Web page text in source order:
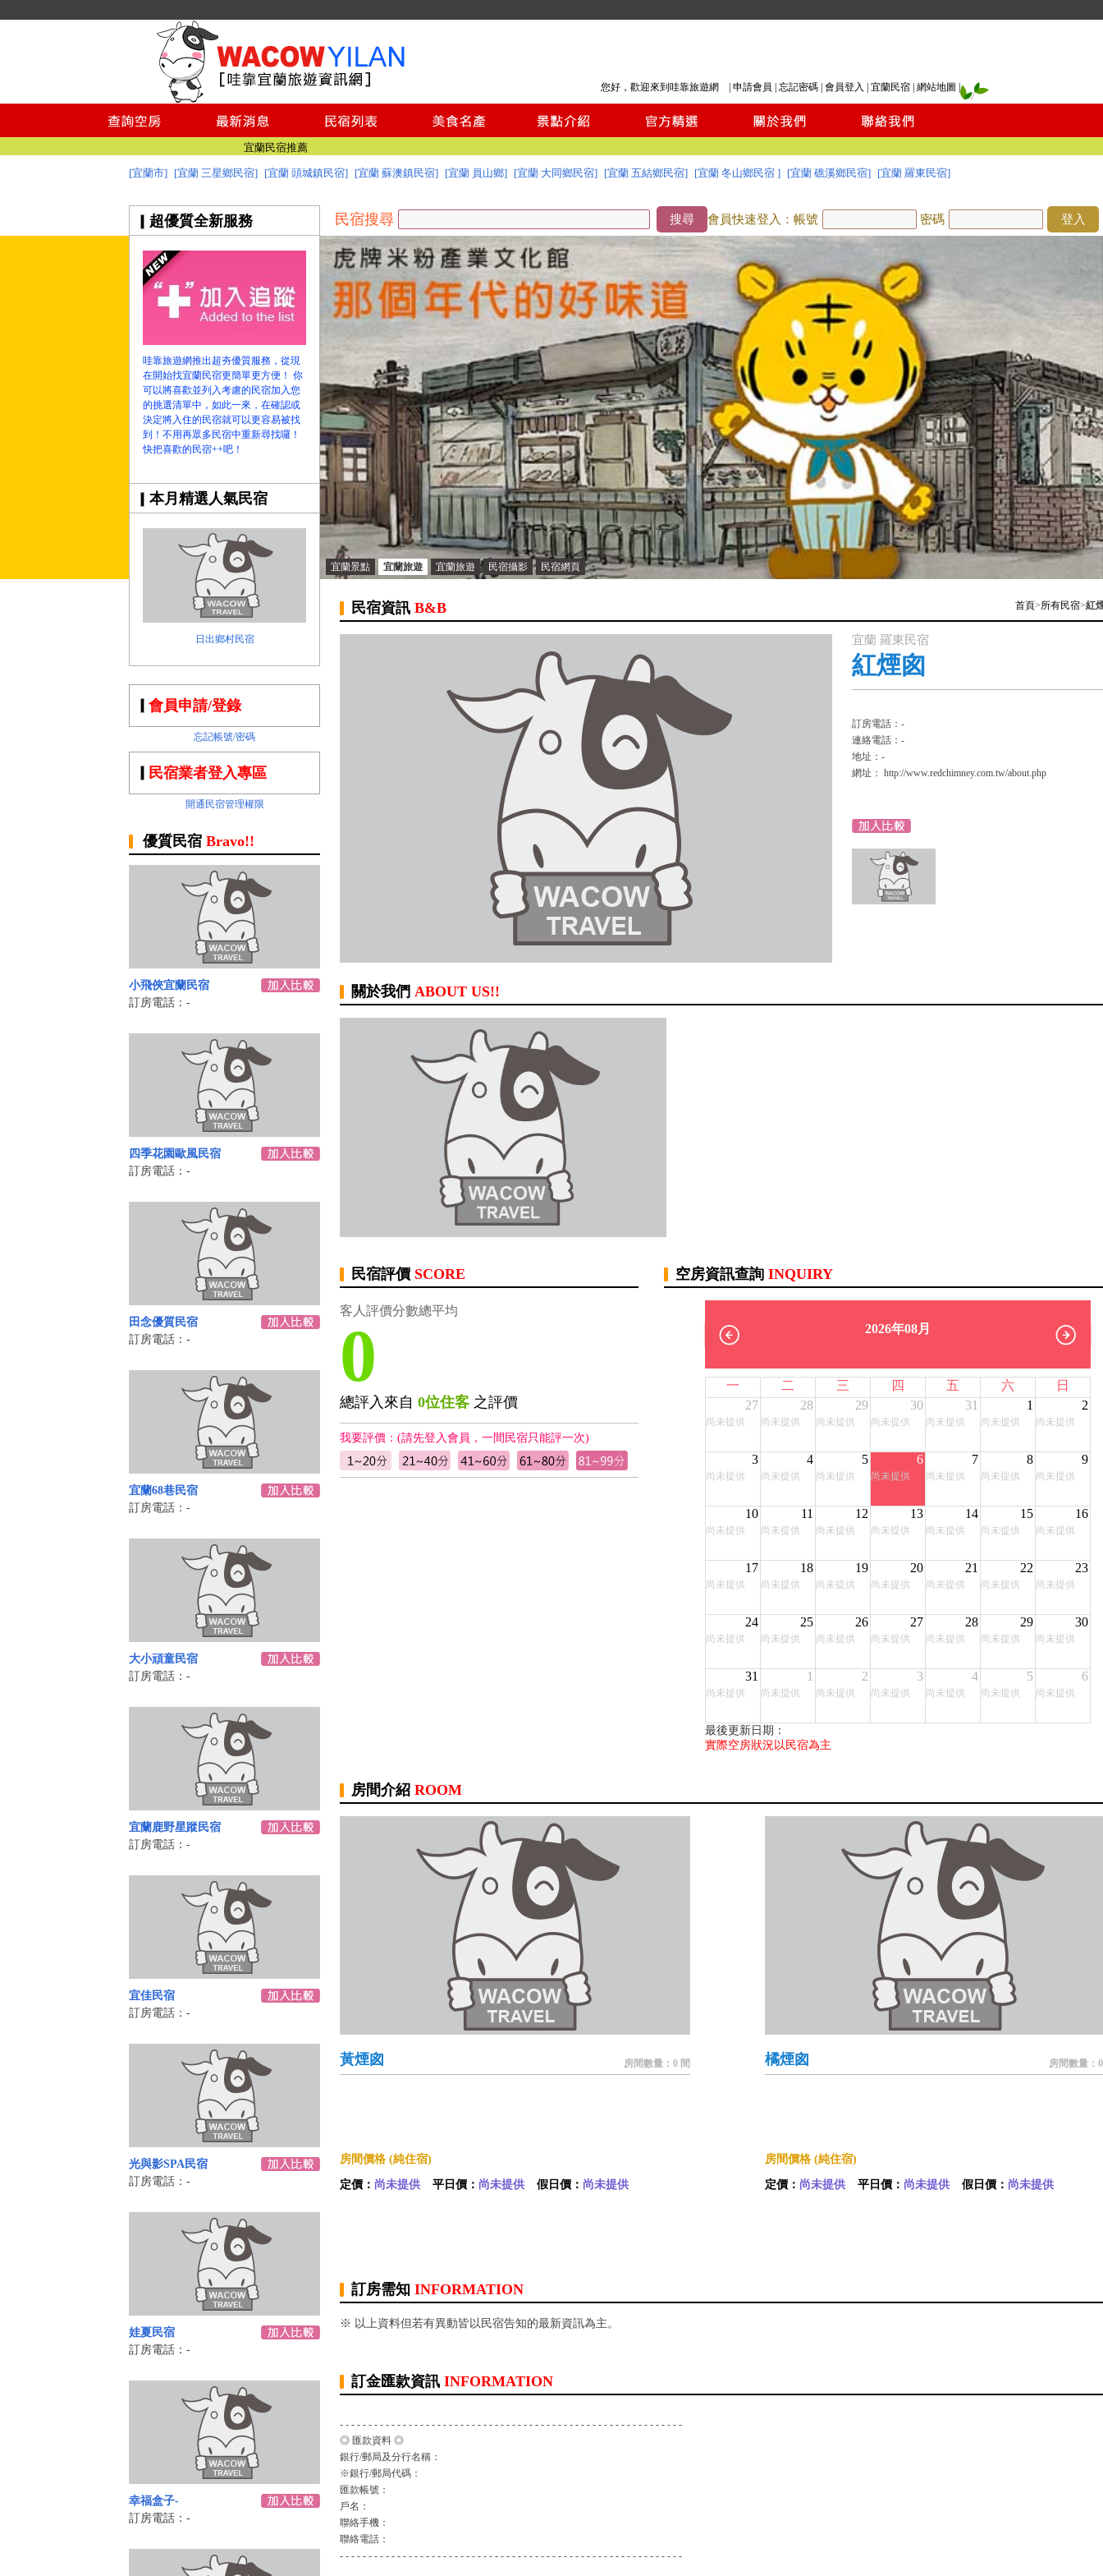
您好，歡迎來到哇靠旅遊網 | 申請會員 忘記密碼 會員登入 宜蘭民宿 網站地圖
宜蘭美食
宜蘭景點推薦
澎湖民宿推薦
綠島民宿
小琉球民宿
台南民宿
宜蘭民宿推薦
宜蘭美食
宜蘭景點推薦
澎湖民宿推薦
小琉球民宿
台南民宿
[宜蘭市] [宜蘭 三星鄉民宿] [宜蘭 頭城鎮民宿] [宜蘭 蘇澳鎮民宿] [宜蘭 員山鄉] [宜蘭 大同鄉民宿] [宜蘭 五結鄉民宿] [宜蘭 冬山鄉民宿 ] [宜蘭 礁溪鄉民宿] [宜蘭 羅東民宿]
超優質全新服務
哇靠旅遊網推出超夯優質服務，從現
在開始找宜蘭民宿更簡單更方便！ 你
可以將喜歡並列入考慮的民宿加入您
的挑選清單中，如此一來，在確認或
決定將入住的民宿就可以更容易被找
到！不用再眾多民宿中重新尋找囉！
快把喜歡的民宿++吧！
本月精選人氣民宿
日出鄉村民宿
宜蘭景點 宜蘭旅遊 宜蘭旅遊 民宿攝影 民宿網頁
民宿搜尋 搜尋 會員快速登入：帳號 密碼 登入
會員申請/登錄
忘記帳號/密碼
民宿業者登入專區
開通民宿管理權限
優質民宿 Bravo!!
小飛俠宜蘭民宿
訂房電話：-
四季花園歐風民宿
訂房電話：-
田念優質民宿
訂房電話：-
宜蘭68巷民宿
訂房電話：-
大小頑童民宿
訂房電話：-
宜蘭鹿野星蹤民宿
訂房電話：-
宜佳民宿
訂房電話：-
光與影SPA民宿
訂房電話：-
娃夏民宿
訂房電話：-
幸福盒子-
訂房電話：-
民宿資訊 B&B 首頁>所有民宿>紅
宜蘭 羅東民宿
紅煙囪
訂房電話：-
連絡電話：-
地址：-
網址： http://www.redchimney.com.tw/about.php
關於我們 ABOUT US!!
民宿評價 SCORE
客人評價分數總平均
0
總評入來自 0位住客 之評價
我要評價：(請先登入會員，一間民宿只能評一次)
空房資訊查詢 INQUIRY
2026年08月
一 二 三 四 五 六
日
27
尚未提供
28
尚未提供
29
尚未提供
30
尚未提供
31
尚未提供
1
尚未提供
2
尚未提供
3
尚未提供
4
尚未提供
5
尚未提供
6
尚未提供
7
尚未提供
8
尚未提供
9
尚未提供
10
尚未提供
11
尚未提供
12
尚未提供
13
尚未提供
14
尚未提供
15
尚未提供
16
尚未提供
17
尚未提供
18
尚未提供
19
尚未提供
20
尚未提供
21
尚未提供
22
尚未提供
23
尚未提供
24
尚未提供
25
尚未提供
26
尚未提供
27
尚未提供
28
尚未提供
29
尚未提供
30
尚未提供
31
尚未提供
1
尚未提供
2
尚未提供
3
尚未提供
4
尚未提供
5
尚未提供
6
尚未提供
最後更新日期：
實際空房狀況以民宿為主
房間介紹 ROOM
黃煙囪 房間數量：0 間
房間價格 (純住宿)
定價： 尚未提供 平日價： 尚未提供 假日價： 尚未提供
橘煙囪 房間數量：
房間價格 (純住宿)
定價： 尚未提供 平日價： 尚未提供 假日價： 尚未提供
訂房需知 INFORMATION
※ 以上資料但若有異動皆以民宿告知的最新資訊為主。
訂金匯款資訊 INFORMATION
- - - - - - - - - - - - - - - - - - - - - - - - - - - - - - - - - - - - - - - - - - - - - - - - - - - - - - - - - - - -
◎ 匯款資料 ◎
銀行/郵局及分行名稱：
※銀行/郵局代碼：
匯款帳號：
戶名：
聯絡手機：
聯絡電話：
- - - - - - - - - - - - - - - - - - - - - - - - - - - - - - - - - - - - - - - - - - - - - - - - - - - - - - - - - - - -